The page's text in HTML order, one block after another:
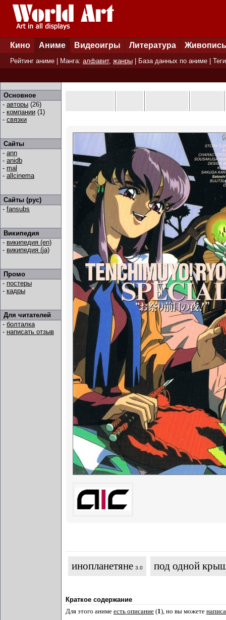
Кино Аниме Видеоигры Литература Живопись
Рейтинг аниме | Манга: алфавит, жанры База данных по аниме Теги
Основное
- авторы (26)
- компании (1)
- связки
Сайты
- ann
- anidb
- mal
- allcinema
Сайты (рус)
- fansubs
Википедия
- википедия (en)
- википедия (ja)
Промо
- постеры
- кадры
Для читателей
- болталка
- написать отзыв
инопланетяне 3.0 под одной
Краткое содержание
Для этого аниме есть описание (1), но вы можете